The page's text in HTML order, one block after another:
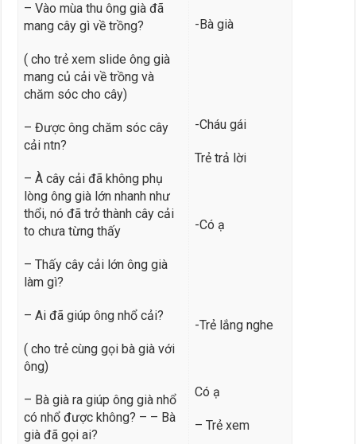
– Vào mùa thu ông già đã
mang cây gì về trồng?
( cho trẻ xem slide ông già
mang củ cải về trồng và
chăm sóc cho cây)
– Được ông chăm sóc cây
cải ntn?
– À cây cải đã không phụ
lòng ông già lớn nhanh như
thổi, nó đã trở thành cây cải
to chưa từng thấy
– Thấy cây cải lớn ông già
làm gì?
– Ai đã giúp ông nhổ cải?
( cho trẻ cùng gọi bà già với
ông)
– Bà già ra giúp ông già nhổ
có nhổ được không? – – Bà
già đã gọi ai?
-Bà già
-Cháu gái
Trẻ trả lời
-Có ạ
-Trẻ lắng nghe
Có ạ
– Trẻ xem